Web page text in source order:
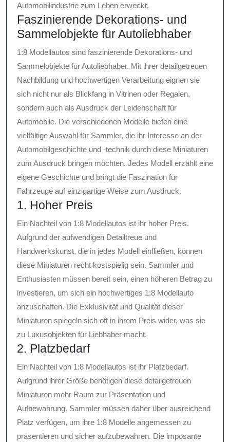
Automobilindustrie zum Leben erweckt.
Faszinierende Dekorations- und
Sammelobjekte für Autoliebhaber
1:8 Modellautos sind faszinierende Dekorations- und
Sammelobjekte für Autoliebhaber. Mit ihrer detailgetreuen
Nachbildung und hochwertigen Verarbeitung eignen sie
sich nicht nur als Blickfang in Vitrinen oder Regalen,
sondern auch als Ausdruck der Leidenschaft für
Automobile. Die verschiedenen Modelle bieten eine
vielfältige Auswahl für Sammler, die ihr Interesse an der
Automobilgeschichte und -technik durch diese Miniaturen
zum Ausdruck bringen möchten. Jedes Modell erzählt eine
eigene Geschichte und bringt die Faszination für
Fahrzeuge auf einzigartige Weise zum Ausdruck.
1. Hoher Preis
Ein Nachteil von 1:8 Modellautos ist ihr hoher Preis.
Aufgrund der aufwendigen Detailtreue und
Handwerkskunst, die in jedes Modell einfließen, können
diese Miniaturen recht kostspielig sein. Sammler und
Enthusiasten müssen bereit sein, einen höheren Betrag zu
investieren, um sich ein hochwertiges 1:8 Modellauto
anzuschaffen. Die Exklusivität und Qualität dieser
Miniaturen spiegeln sich oft in ihrem Preis wider, was sie
zu Luxusobjekten für Liebhaber macht.
2. Platzbedarf
Ein Nachteil von 1:8 Modellautos ist ihr Platzbedarf.
Aufgrund ihrer Größe benötigen diese detailgetreuen
Miniaturen mehr Raum zur Präsentation und
Aufbewahrung. Sammler müssen daher über ausreichend
Platz verfügen, um ihre 1:8 Modelle angemessen zu
präsentieren und sicher aufzubewahren. Die imposante